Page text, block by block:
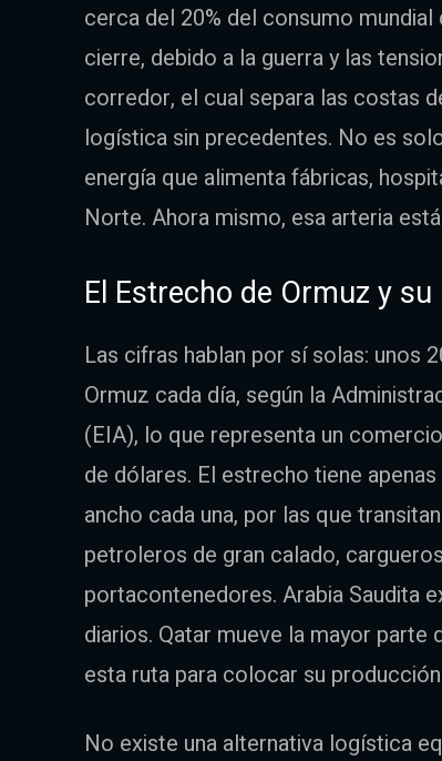
cerca del 20% del consumo
cierre, debido a la guerra y las
corredor, el cual separa las costas
logística sin precedentes. No es
energía que alimenta fábricas,
Norte. Ahora mismo, esa arteria
El Estrecho de Ormuz y
Las cifras hablan por sí solas: unos
Ormuz cada día, según la
(EIA), lo que representa un
de dólares. El estrecho tiene
ancho cada una, por las que
petroleros de gran calado,
portacontenedores. Arabia Saudita
diarios. Qatar mueve la mayor parte
esta ruta para colocar su
No existe una alternativa logística